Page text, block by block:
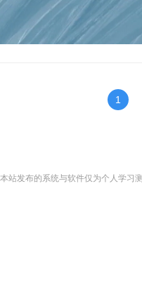
1
本站发布的系统与软件仅为个人学习